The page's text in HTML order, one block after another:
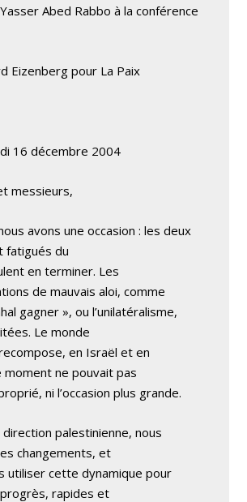
Abed Rabbo à la conférence
Eizenberg pour La Paix
16 décembre 2004
messieurs,
avons une occasion : les deux
fatigués du
en terminer. Les
de mauvais aloi, comme
gagner », ou l’unilatéralisme,
Le monde
en Israël et en
moment ne pouvait pas
ni l’occasion plus grande.
direction palestinienne, nous
changements, et
utiliser cette dynamique pour
rapides et